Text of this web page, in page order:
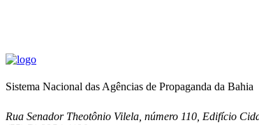
Sistema Nacional das Agências de Propaganda da Bahia
Rua Senador Theotônio Vilela, número 110, Edifício